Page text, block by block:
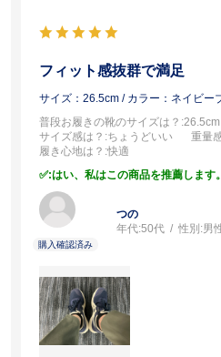
フィット感抜群で満足
サイズ：26.5cm / カラー：ネイビー
普段お履きの靴のサイズは？ :26.5cm
サイズ感は？ :ちょうどいい 重量
履き心地は？ :快適
:はい、私はこの商品を推薦します。
つの
年代:50代 性別:男